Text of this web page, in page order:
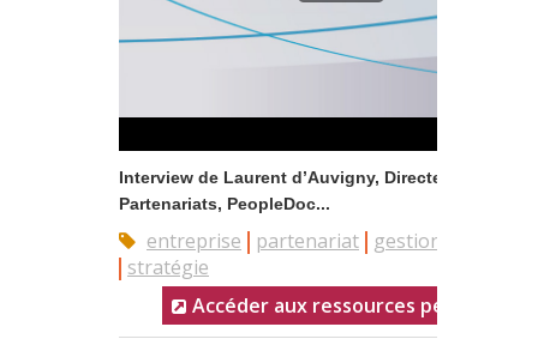
Interview de Laurent d’Auvigny, Directeur
Partenariats, PeopleDoc...
entreprise partenariat gestion
stratégie
Accéder aux ressources